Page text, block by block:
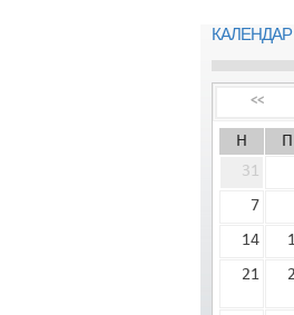
<<
Н
П
31
7
14
21